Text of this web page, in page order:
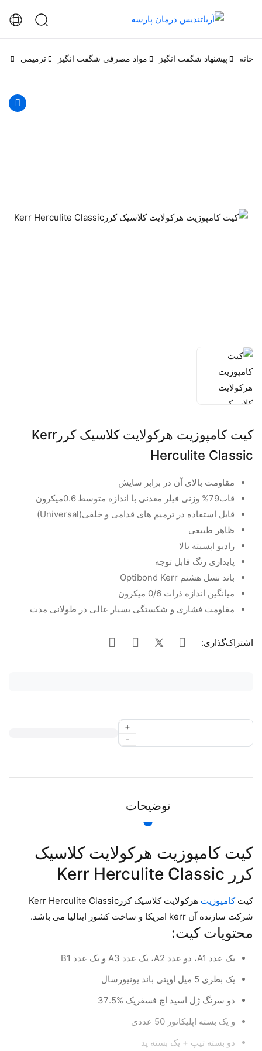
خانه پیشنهاد شگفت انگیز مواد مصرفی شگفت انگیز ترمیمی
کیت کامپوزیت هرکولایت کلاسیک کررKerr
Herculite Classic
مقاومت بالای آن در برابر سایش
قاب79% وزنی فیلر معدنی با اندازه متوسط 0.6میکرون
قابل استفاده در ترمیم های قدامی و خلفی(Universal)
ظاهر طبیعی
رادیو اپسیته بالا
پایداری رنگ قابل توجه
باند نسل هشتم Optibond Kerr
میانگین اندازه ذرات 0/6 میکرون
مقاومت فشاری و شکستگی بسیار عالی در طولانی مدت
اشتراک‌گذاری:
-
+
توضیحات
کیت کامپوزیت هرکولایت کلاسیک
کرر Kerr Herculite Classic
کیتکامپوزیت
هرکولایت کلاسیک کررKerr Herculite Classic
شرکت سازنده آن kerr امریکا و ساخت کشور ایتالیا می باشد.
محتویات کیت:
یک عدد A1، دو عدد A2، یک عدد A3 و یک عدد B1
یک بطری 5 میل اوپتی باند یونیورسال
دو سرنگ ژل اسید اچ فسفریک %37.5
و یک بسته اپلیکاتور 50 عددی
دو بسته تیپ + یک بسته پد